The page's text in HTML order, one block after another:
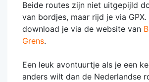
Beide routes zijn niet uitgepijld
van bordjes, maar rijd je via GPX.
download je via de website van
Grens.
Een leuk avontuurtje als je een
anders wilt dan de Nederlandse